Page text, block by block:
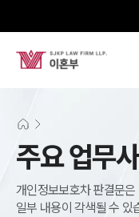
주요 업무
개인정보보호차 판결문
일부 내용이 각색될 수 있